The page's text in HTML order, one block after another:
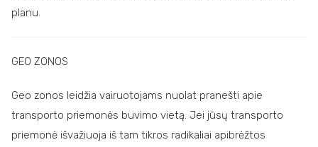
planu.
GEO ZONOS
Geo zonos leidžia vairuotojams nuolat pranešti apie
transporto priemonės buvimo vietą. Jei jūsų transporto
priemonė išvažiuoja iš tam tikros radikaliai apibrėžtos